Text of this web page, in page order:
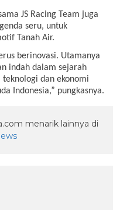
JS Racing Team juga
seru, untuk
Tanah Air.
berinovasi. Utamanya
indah dalam sejarah
dan ekonomi
Indonesia,” pungkasnya.
menarik lainnya di